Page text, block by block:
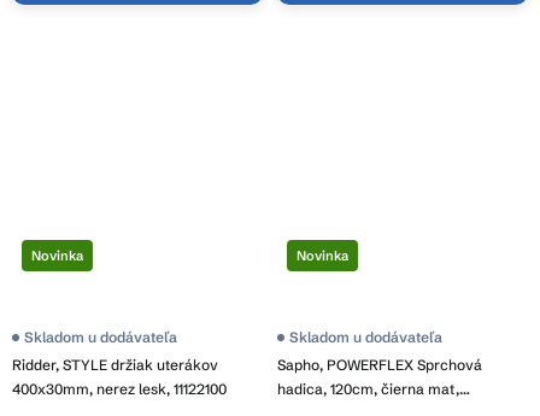
Novinka
Ridder, STYLE držiak uterákov
400x30mm, nerez lesk, 11122100
Skladom u dodávateľa
Novinka
Sapho, POWERFLEX Sprchová
hadica, 120cm, čierna mat,
Skladom u dodávateľa